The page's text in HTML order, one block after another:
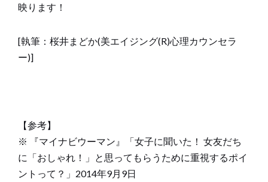
映ります！
[執筆：桜井まどか(美エイジング(R)心理カウンセラ
ー)]
【参考】
※ 『マイナビウーマン』「女子に聞いた！ 女友だち
に「おしゃれ！」と思ってもらうために重視するポイ
ントって？」2014年9月9日